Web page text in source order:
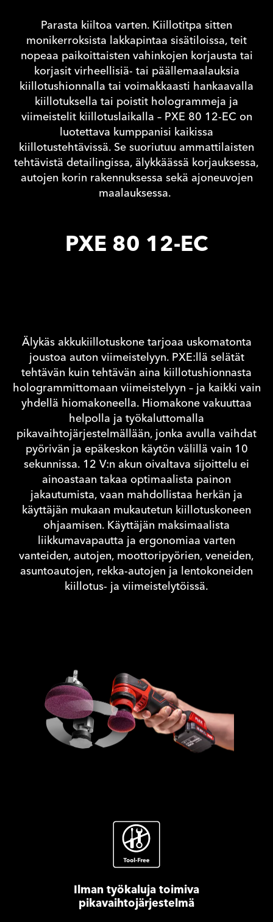
Parasta kiiltoa varten. Kiillotitpa sitten
monikerroksista lakkapintaa sisätiloissa, teit
nopeaa paikoittaisten vahinkojen korjausta tai
korjasit virheellisiä- tai päällemaalauksia
kiillotushionnalla tai voimakkaasti hankaavalla
kiillotuksella tai poistit hologrammeja ja
viimeistelit kiillotuslaikalla – PXE 80 12-EC on
luotettava kumppanisi kaikissa
kiillotustehtävissä. Se suoriutuu ammattilaisten
tehtävistä detailingissa, älykkäässä korjauksessa,
autojen korin rakennuksessa sekä ajoneuvojen
maalauksessa.
PXE 80 12-EC
Älykäs akkukiillotuskone tarjoaa uskomatonta
joustoa auton viimeistelyyn. PXE:llä selätät
tehtävän kuin tehtävän aina kiillotushionnasta
hologrammittomaan viimeistelyyn – ja kaikki vain
yhdellä hiomakoneella. Hiomakone vakuuttaa
helpolla ja työkaluttomalla
pikavaihtojärjestelmällään, jonka avulla vaihdat
pyörivän ja epäkeskon käytön välillä vain 10
sekunnissa. 12 V:n akun oivaltava sijoittelu ei
ainoastaan takaa optimaalista painon
jakautumista, vaan mahdollistaa herkän ja
käyttäjän mukaan mukautetun kiillotuskoneen
ohjaamisen. Käyttäjän maksimaalista
liikkumavapautta ja ergonomiaa varten
vanteiden, autojen, moottoripyörien, veneiden,
asuntoautojen, rekka-autojen ja lentokoneiden
kiillotus- ja viimeistelytöissä.
Ilman työkaluja toimiva
pikavaihtojärjestelmä